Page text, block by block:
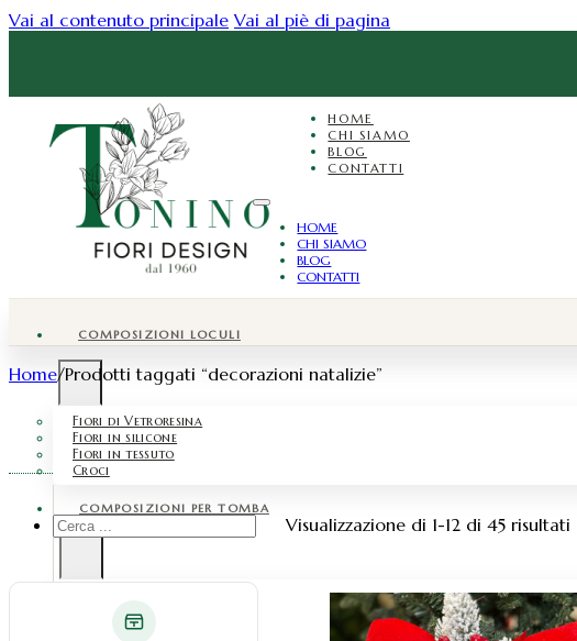
Vai al contenuto principale Vai al piè di pagina
HOME
CHI SIAMO
BLOG
CONTATTI
HOME
CHI SIAMO
BLOG
CONTATTI
COMPOSIZIONI LOCULI
Fiori di Vetroresina
Fiori in silicone
Fiori in tessuto
Croci
COMPOSIZIONI PER TOMBA
Fiori in tessuto
Fiori in vetroresina
Home/Prodotti taggati “decorazioni natalizie”
Cerca
...
Visualizzazione di 1-12 di 45 risultati